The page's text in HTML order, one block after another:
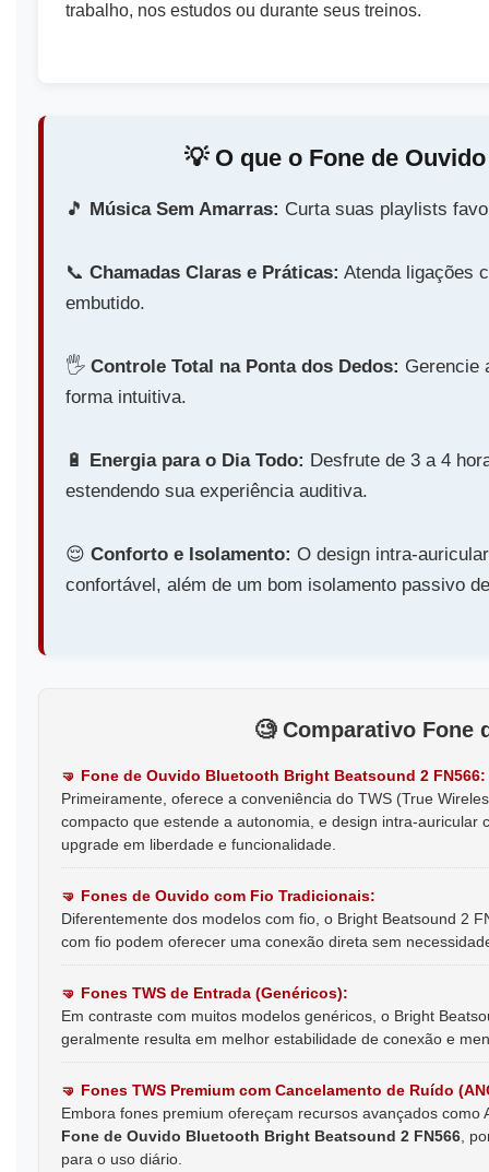
trabalho, nos estudos ou durante seus treinos.
💡️ O que o Fone de
🎵️ Música Sem Amarras: Curta suas playlists
📞️ Chamadas Claras e Práticas: Atenda ligações
embutido.
🖐️ Controle Total na Ponta dos Dedos: Gerencie
forma intuitiva.
🔋️ Energia para o Dia Todo: Desfrute de 3 a 4
estendendo sua experiência auditiva.
😌️ Conforto e Isolamento: O design intra-
confortável, além de um bom isolamento passivo
🧐️ Comparativo Fone
🤜️ Fone de Ouvido Bluetooth Bright Beatsound 2 FN566:
Primeiramente, oferece a conveniência do TWS (True
compacto que estende a autonomia, e design intra-
upgrade em liberdade e funcionalidade.
🤜️ Fones de Ouvido com Fio Tradicionais:
Diferentemente dos modelos com fio, o Bright Beatsound 2
com fio podem oferecer uma conexão direta sem
🤜️ Fones TWS de Entrada (Genéricos):
Em contraste com muitos modelos genéricos, o Bright
geralmente resulta em melhor estabilidade de conexão e
🤜️ Fones TWS Premium com Cancelamento de Ruído
Embora fones premium ofereçam recursos avançados
Fone de Ouvido Bluetooth Bright Beatsound 2 FN566 ,
para o uso diário.